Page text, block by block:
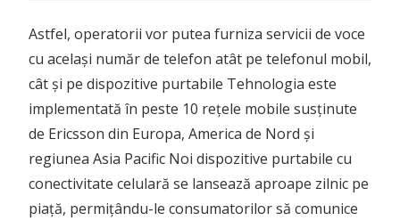
Astfel, operatorii vor putea furniza servicii de voce
cu același număr de telefon atât pe telefonul mobil,
cât și pe dispozitive purtabile Tehnologia este
implementată în peste 10 rețele mobile susținute
de Ericsson din Europa, America de Nord și
regiunea Asia Pacific Noi dispozitive purtabile cu
conectivitate celulară se lansează aproape zilnic pe
piață, permițându-le consumatorilor să comunice